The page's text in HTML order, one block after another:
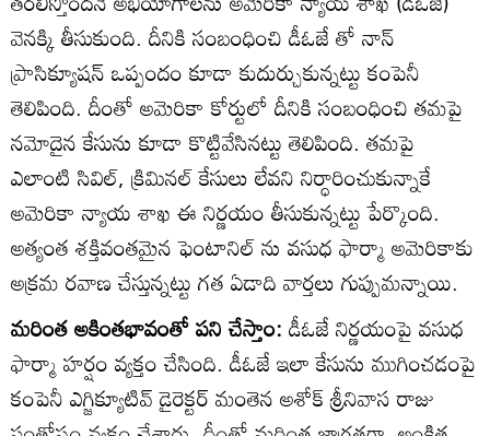
వెనక్కి తీసుకుంది. దీనికి సంబంధించి డీఓజే తో నాన్‌
ప్రాసిక్యూషన్‌ ఒప్పందం కూడా కుదుర్చుకున్నట్టు కంపెనీ
తెలిపింది. దీంతో అమెరికా కోర్టులో దీనికి సంబంధించి తమపై
నమోదైన కేసును కూడా కొట్టివేసినట్టు తెలిపింది. తమపై
ఎలాంటి సివిల్‌, క్రిమినల్‌ కేసులు లేవని నిర్ధారించుకున్నాకే
అమెరికా న్యాయ శాఖ ఈ నిర్ణయం తీసుకున్నట్టు పేర్కొంది.
అత్యంత శక్తివంతమైన ఫెంటానిల్‌ ను వసుధ ఫార్మా అమెరికాకు
అక్రమ రవాణ చేస్తున్నట్టు గత ఏడాది వార్తలు గుప్పుమన్నాయి.
మరింత అకింతభావంతో పని చేస్తాం:డీఓజే నిర్ణయంపై వసుధ
ఫార్మా హర్షం వ్యక్తం చేసింది. డీఓజే ఇలా కేసును ముగించడంపై
కంపెనీ ఎగ్జిక్యూటివ్‌ డైరెక్టర్‌ మంతెన అశోక్‌ శ్రీనివాస రాజు